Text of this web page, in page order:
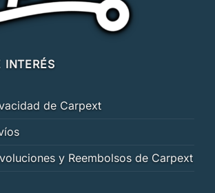
INTERÉS
de Carpext
y Reembolsos de Carpext